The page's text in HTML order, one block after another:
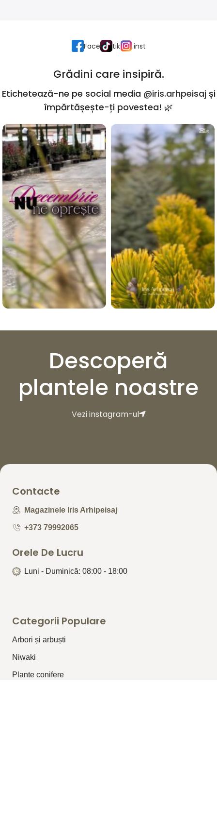
Face tik .inst
Grădini care insipiră.
Etichetează-ne pe social media @iris.arhpeisaj și
împărtășește-ți povestea! 🌿
Descoperă
plantele noastre
Vezi instagram-ul
Contacte
Magazinele Iris Arhipeisaj
+373 79992065
Orele De Lucru
Luni - Duminică: 08:00 - 18:00
Categorii Populare
Arbori și arbuști
⁠Niwaki
Plante conifere